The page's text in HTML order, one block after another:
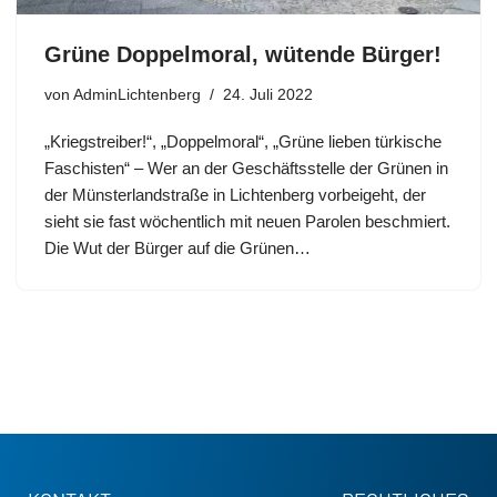
Grüne Doppelmoral, wütende Bürger!
von AdminLichtenberg 24. Juli 2022
„Kriegstreiber!“, „Doppelmoral“, „Grüne lieben türkische
Faschisten“ – Wer an der Geschäftsstelle der Grünen in
der Münsterlandstraße in Lichtenberg vorbeigeht, der
sieht sie fast wöchentlich mit neuen Parolen beschmiert.
Die Wut der Bürger auf die Grünen…